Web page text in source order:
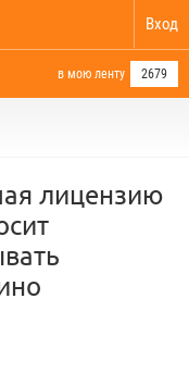
Вход
в мою ленту 2679
лицензию